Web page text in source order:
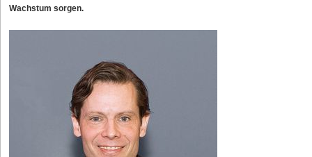
Wachstum sorgen.